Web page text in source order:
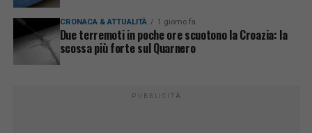
CRONACA & ATTUALITÀ 1 giorno fa
Due terremoti in poche ore scuotono la Croazia: la
scossa più forte sul Quarnero
PUBBLICITÀ